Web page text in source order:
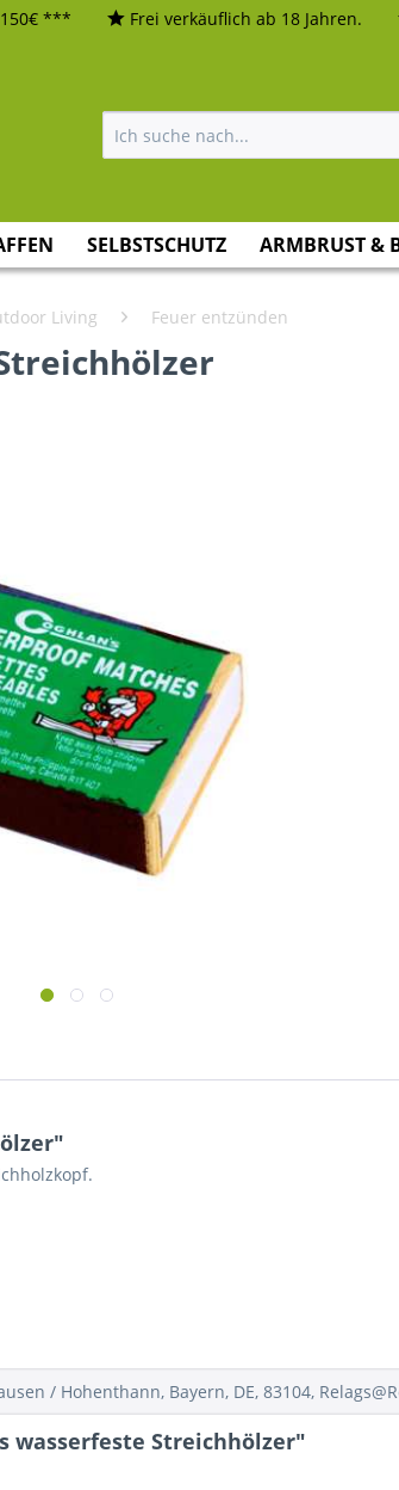
*** Frei verkäuflich ab 18 Jahren.
SELBSTSCHUTZ ARMBRUST &
Living Feuer entzünden
/ Hohenthann, Bayern, DE, 83104,
wasserfeste Streichhölzer"